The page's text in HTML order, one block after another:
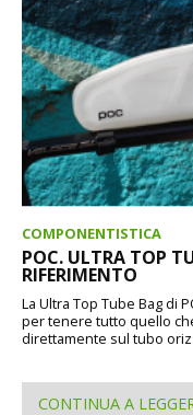
COMPONENTISTICA
POC. ULTRA TOP
RIFERIMENTO
La Ultra Top Tube Bag di
per tenere tutto quello
direttamente sul tubo
CONTINUA A